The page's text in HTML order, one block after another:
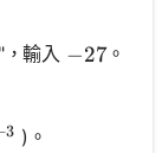
輸入 -27
−27。
10^{-3}
3 )。